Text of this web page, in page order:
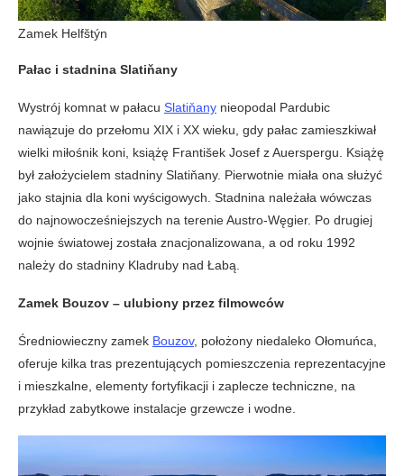
Zamek Helfštýn
Pałac i stadnina Slatiňany
Wystrój komnat w pałacu Slatiňany nieopodal Pardubic
nawiązuje do przełomu XIX i XX wieku, gdy pałac zamieszkiwał
wielki miłośnik koni, książę František Josef z Auerspergu. Książę
był założycielem stadniny Slatiňany. Pierwotnie miała ona służyć
jako stajnia dla koni wyścigowych. Stadnina należała wówczas
do najnowocześniejszych na terenie Austro-Węgier. Po drugiej
wojnie światowej została znacjonalizowana, a od roku 1992
należy do stadniny Kladruby nad Łabą.
Zamek Bouzov – ulubiony przez filmowców
Średniowieczny zamek Bouzov, położony niedaleko Ołomuńca,
oferuje kilka tras prezentujących pomieszczenia reprezentacyjne
i mieszkalne, elementy fortyfikacji i zaplecze techniczne, na
przykład zabytkowe instalacje grzewcze i wodne.